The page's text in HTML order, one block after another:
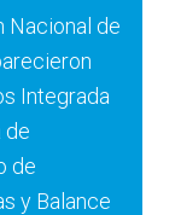
Nacional de
Integrada
de
de
y Balance